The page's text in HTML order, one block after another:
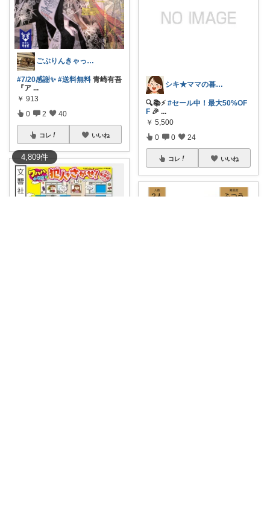
4,809件
ごぶりんきゃっと@感謝(*≧▽≦*)ゞ
#7/20感謝✨ #送料無料 青崎有吾
『ア ...
￥ 913
0 2 40
コレ いいね
シキ★ママの暮らし、キッズ
🔍📚⚡️ #セール中！最大50%OF
F 🎉 ...
￥ 5,500
0 0 24
コレ いいね